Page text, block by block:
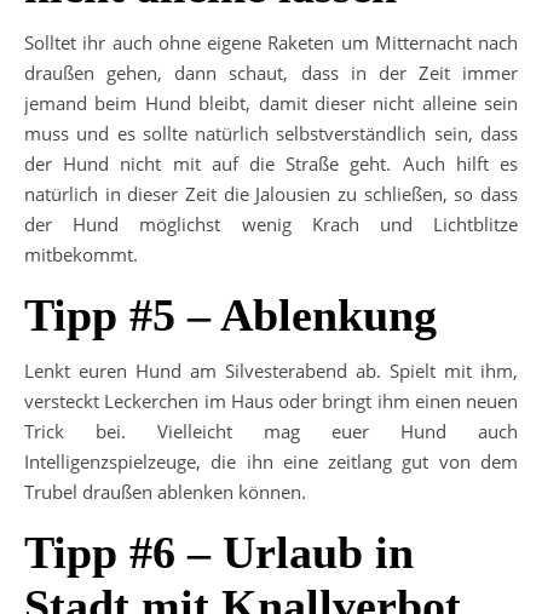
Solltet ihr auch ohne eigene Raketen um Mitternacht nach
draußen gehen, dann schaut, dass in der Zeit immer
jemand beim Hund bleibt, damit dieser nicht alleine sein
muss und es sollte natürlich selbstverständlich sein, dass
der Hund nicht mit auf die Straße geht. Auch hilft es
natürlich in dieser Zeit die Jalousien zu schließen, so dass
der Hund möglichst wenig Krach und Lichtblitze
mitbekommt.
Tipp #5 – Ablenkung
Lenkt euren Hund am Silvesterabend ab. Spielt mit ihm,
versteckt Leckerchen im Haus oder bringt ihm einen neuen
Trick bei. Vielleicht mag euer Hund auch
Intelligenzspielzeuge, die ihn eine zeitlang gut von dem
Trubel draußen ablenken können.
Tipp #6 – Urlaub in